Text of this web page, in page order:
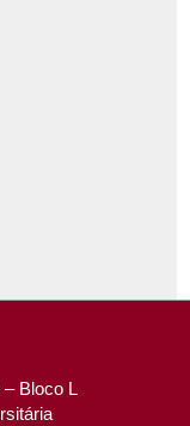
– Bloco L